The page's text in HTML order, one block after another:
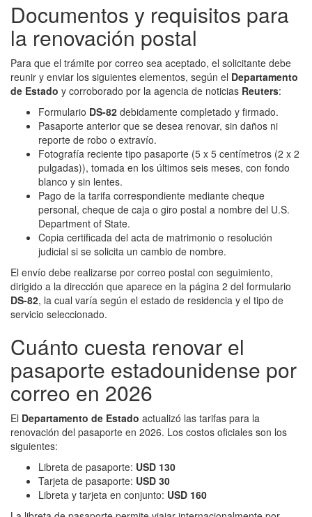
Documentos y requisitos para
la renovación postal
Para que el trámite por correo sea aceptado, el solicitante debe
reunir y enviar los siguientes elementos, según el Departamento
de Estado y corroborado por la agencia de noticias Reuters:
Formulario DS-82 debidamente completado y firmado.
Pasaporte anterior que se desea renovar, sin daños ni
reporte de robo o extravío.
Fotografía reciente tipo pasaporte (5 x 5 centímetros (2 x 2
pulgadas)), tomada en los últimos seis meses, con fondo
blanco y sin lentes.
Pago de la tarifa correspondiente mediante cheque
personal, cheque de caja o giro postal a nombre del U.S.
Department of State.
Copia certificada del acta de matrimonio o resolución
judicial si se solicita un cambio de nombre.
El envío debe realizarse por correo postal con seguimiento,
dirigido a la dirección que aparece en la página 2 del formulario
DS-82, la cual varía según el estado de residencia y el tipo de
servicio seleccionado.
Cuánto cuesta renovar el
pasaporte estadounidense por
correo en 2026
El Departamento de Estado actualizó las tarifas para la
renovación del pasaporte en 2026. Los costos oficiales son los
siguientes:
Libreta de pasaporte: USD 130
Tarjeta de pasaporte: USD 30
Libreta y tarjeta en conjunto: USD 160